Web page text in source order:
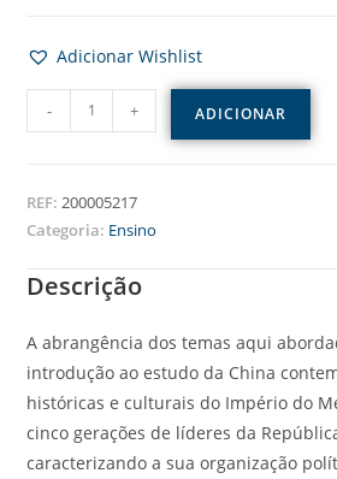
Adicionar Wishlist
- + ADICIONAR
REF:200005217
Categoria: Ensino
Descrição
A abrangência dos temas aqui
introdução ao estudo da China
históricas e culturais do Império do
cinco gerações de líderes da
caracterizando a sua organização